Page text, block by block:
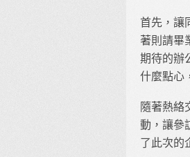
首先，讓
著則請畢
期待的辦
什麼點心
隨著熱絡
動，讓參
了此次的